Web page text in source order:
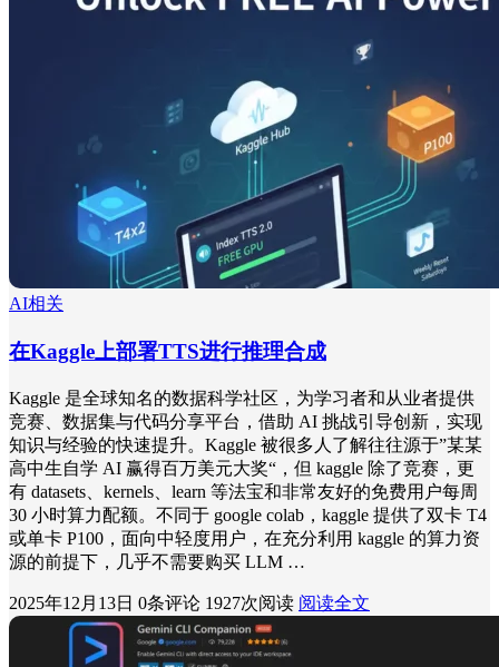
AI相关
在Kaggle上部署TTS进行推理合成
Kaggle 是全球知名的数据科学社区，为学习者和从业者提供
竞赛、数据集与代码分享平台，借助 AI 挑战引导创新，实现
知识与经验的快速提升。Kaggle 被很多人了解往往源于”某某
高中生自学 AI 赢得百万美元大奖“，但 kaggle 除了竞赛，更
有 datasets、kernels、learn 等法宝和非常友好的免费用户每周
30 小时算力配额。不同于 google colab，kaggle 提供了双卡 T4
或单卡 P100，面向中轻度用户，在充分利用 kaggle 的算力资
源的前提下，几乎不需要购买 LLM …
2025年12月13日 0条评论 1927次阅读 阅读全文